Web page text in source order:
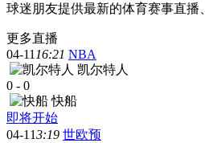
球迷朋友提供最新的体育赛事直播
更多直播
04-11 16:21 NBA
凯尔特人
0 - 0
快船
即将开始
04-113:19 世欧预